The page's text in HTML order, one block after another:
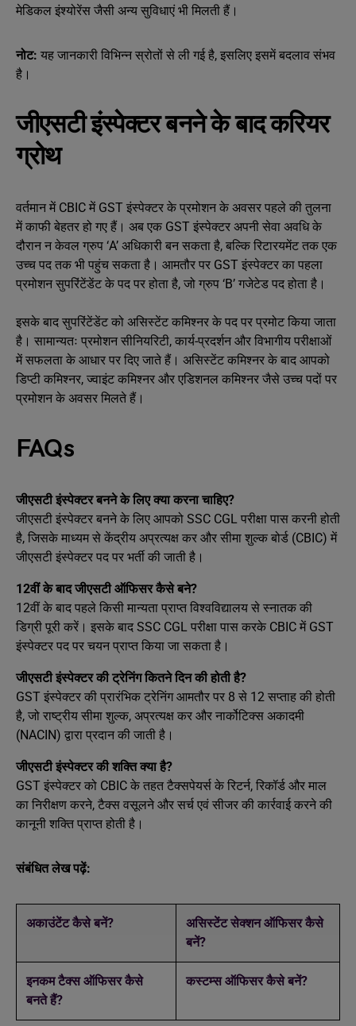
मेडिकल इंश्योरेंस जैसी अन्य सुविधाएं भी मिलती हैं।
नोट: यह जानकारी विभिन्न स्रोतों से ली गई है, इसलिए इसमें बदलाव संभव
है।
जीएसटी इंस्पेक्टर बनने के बाद करियर
ग्रोथ
वर्तमान में CBIC में GST इंस्पेक्टर के प्रमोशन के अवसर पहले की तुलना
में काफी बेहतर हो गए हैं। अब एक GST इंस्पेक्टर अपनी सेवा अवधि के
दौरान न केवल ग्रुप ‘A’ अधिकारी बन सकता है, बल्कि रिटारयमेंट तक एक
उच्च पद तक भी पहुंच सकता है। आमतौर पर GST इंस्पेक्टर का पहला
प्रमोशन सुपरिंटेंडेंट के पद पर होता है, जो ग्रुप ‘B’ गजेटेड पद होता है।
इसके बाद सुपरिंटेंडेंट को असिस्टेंट कमिश्नर के पद पर प्रमोट किया जाता
है। सामान्यतः प्रमोशन सीनियरिटी, कार्य-प्रदर्शन और विभागीय परीक्षाओं
में सफलता के आधार पर दिए जाते हैं। असिस्टेंट कमिश्नर के बाद आपको
डिप्टी कमिश्नर, ज्वाइंट कमिश्नर और एडिशनल कमिश्नर जैसे उच्च पदों पर
प्रमोशन के अवसर मिलते हैं।
FAQs
जीएसटी इंस्पेक्टर बनने के लिए क्या करना चाहिए?
जीएसटी इंस्पेक्टर बनने के लिए आपको SSC CGL परीक्षा पास करनी होती
है, जिसके माध्यम से केंद्रीय अप्रत्यक्ष कर और सीमा शुल्क बोर्ड (CBIC) में
जीएसटी इंस्पेक्टर पद पर भर्ती की जाती है।
12वीं के बाद जीएसटी ऑफिसर कैसे बने?
12वीं के बाद पहले किसी मान्यता प्राप्त विश्वविद्यालय से स्नातक की
डिग्री पूरी करें। इसके बाद SSC CGL परीक्षा पास करके CBIC में GST
इंस्पेक्टर पद पर चयन प्राप्त किया जा सकता है।
जीएसटी इंस्पेक्टर की ट्रेनिंग कितने दिन की होती है?
GST इंस्पेक्टर की प्रारंभिक ट्रेनिंग आमतौर पर 8 से 12 सप्ताह की होती
है, जो राष्ट्रीय सीमा शुल्क, अप्रत्यक्ष कर और नार्कोटिक्स अकादमी
(NACIN) द्वारा प्रदान की जाती है।
जीएसटी इंस्पेक्टर की शक्ति क्या है?
GST इंस्पेक्टर को CBIC के तहत टैक्सपेयर्स के रिटर्न, रिकॉर्ड और माल
का निरीक्षण करने, टैक्स वसूलने और सर्च एवं सीजर की कार्रवाई करने की
कानूनी शक्ति प्राप्त होती है।
संबंधित लेख पढ़ें:
अकाउंटेंट कैसे बनें?
असिस्टेंट सेक्शन ऑफिसर कैसे
बनें?
इनकम टैक्स ऑफिसर कैसे
बनते हैं?
कस्टम्स ऑफिसर कैसे बनें?